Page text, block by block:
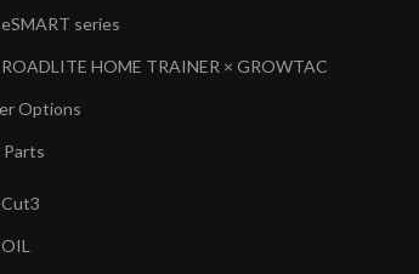
series
HOME TRAINER × GROWTAC
Options